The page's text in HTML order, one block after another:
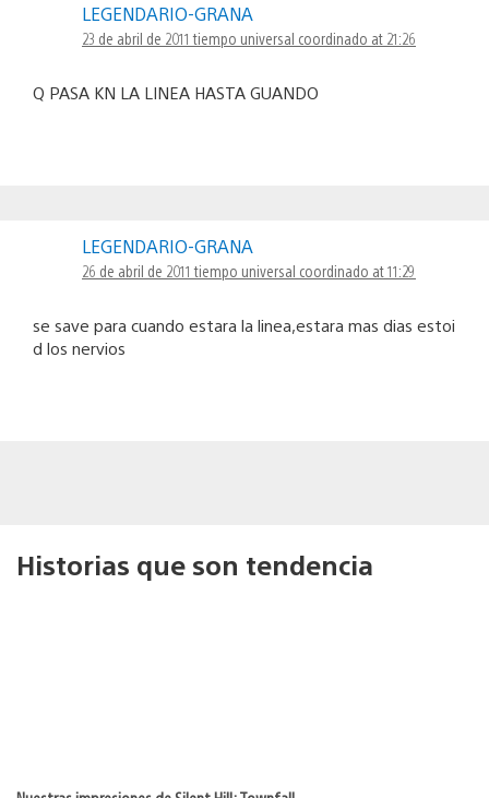
LEGENDARIO-GRANA
23 de abril de 2011 tiempo universal coordinado at 21:26
Q PASA KN LA LINEA HASTA GUANDO
LEGENDARIO-GRANA
26 de abril de 2011 tiempo universal coordinado at 11:29
se save para cuando estara la linea,estara mas dias estoi
d los nervios
Historias que son tendencia